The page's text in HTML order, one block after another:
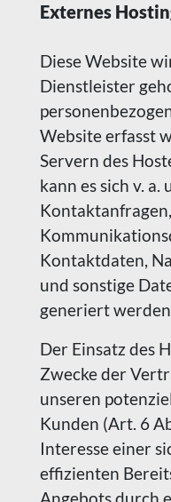
Externes
Diese Website
Dienstleister
Website erfasst
Servern des
kann es sich v. a.
Kontaktdaten,
und sonstige
generiert
Der Einsatz des
Zwecke der
unseren
Kunden (Art. 6
Interesse einer
effizienten